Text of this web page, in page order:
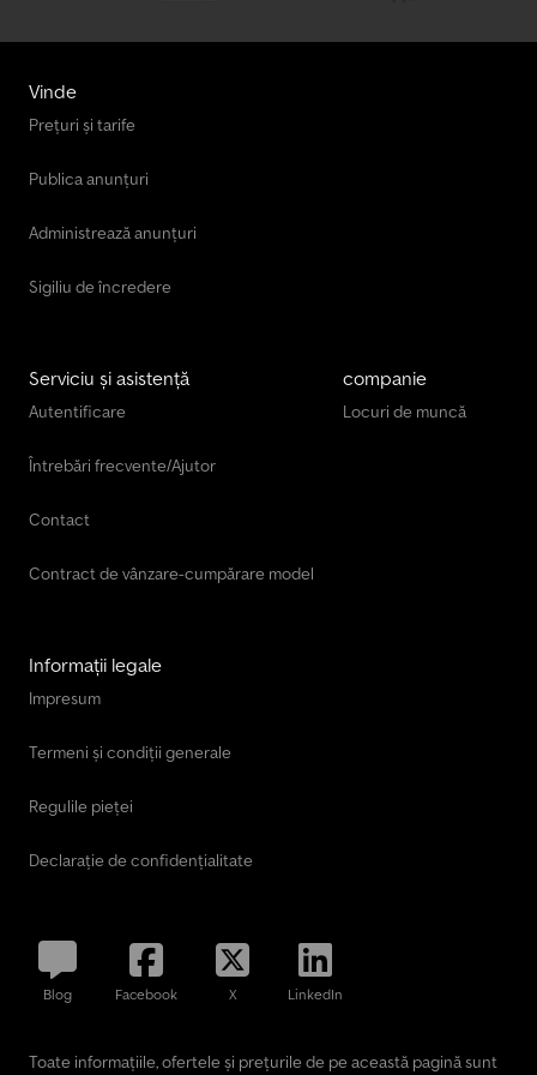
vehiculelorÎnregistrarea vehiculelorRecuperarea și transportul
Vinde
Prețuri și tarife
Publica anunțuri
Administrează anunțuri
Sigiliu de încredere
Serviciu și asistență
Autentificare
Întrebări frecvente/Ajutor
Contact
Contract de vânzare-cumpărare model
companie
Locuri de muncă
Informații legale
Impresum
Termeni și condiții generale
Regulile pieței
Declarație de confidențialitate
Blog Facebook X LinkedIn
Toate informațiile, ofertele și prețurile de pe această pagină sunt